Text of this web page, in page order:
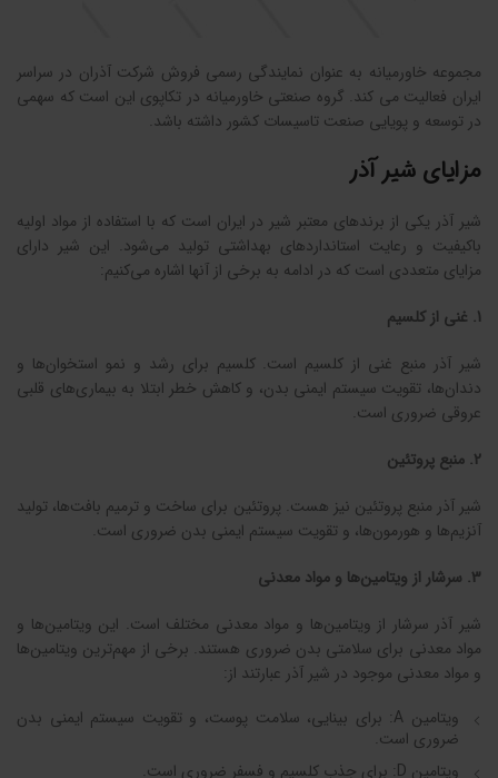
مجموعه خاورمیانه به عنوان نمایندگی رسمی فروش شرکت آذران در سراسر
ایران فعالیت می کند. گروه صنعتی خاورمیانه در تکاپوی این است که سهمی
در توسعه و پویایی صنعت تاسیسات کشور داشته باشد.
مزایای شیر آذر
شیر آذر یکی از برندهای معتبر شیر در ایران است که با استفاده از مواد اولیه
باکیفیت و رعایت استانداردهای بهداشتی تولید می‌شود. این شیر دارای
مزایای متعددی است که در ادامه به برخی از آنها اشاره می‌کنیم:
1. غنی از کلسیم
شیر آذر منبع غنی از کلسیم است. کلسیم برای رشد و نمو استخوان‌ها و
دندان‌ها، تقویت سیستم ایمنی بدن، و کاهش خطر ابتلا به بیماری‌های قلبی
عروقی ضروری است.
2. منبع پروتئین
شیر آذر منبع پروتئین نیز هست. پروتئین برای ساخت و ترمیم بافت‌ها، تولید
آنزیم‌ها و هورمون‌ها، و تقویت سیستم ایمنی بدن ضروری است.
3. سرشار از ویتامین‌ها و مواد معدنی
شیر آذر سرشار از ویتامین‌ها و مواد معدنی مختلف است. این ویتامین‌ها و
مواد معدنی برای سلامتی بدن ضروری هستند. برخی از مهم‌ترین ویتامین‌ها
و مواد معدنی موجود در شیر آذر عبارتند از:
ویتامین A: برای بینایی، سلامت پوست، و تقویت سیستم ایمنی بدن
ضروری است.
ویتامین D: برای جذب کلسیم و فسفر ضروری است.